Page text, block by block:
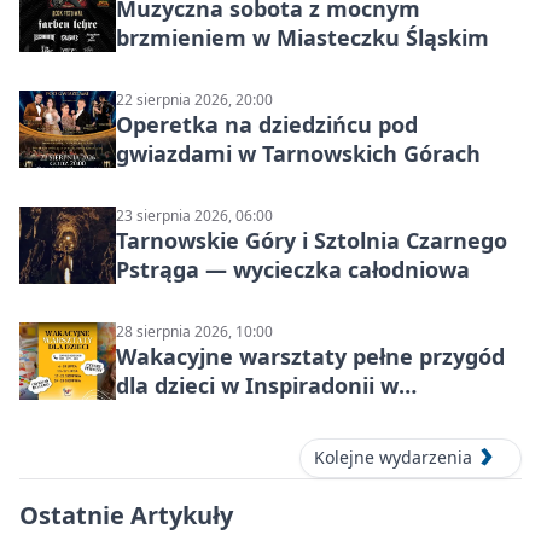
Muzyczna sobota z mocnym
brzmieniem w Miasteczku Śląskim
22 sierpnia 2026, 20:00
Operetka na dziedzińcu pod
gwiazdami w Tarnowskich Górach
23 sierpnia 2026, 06:00
Tarnowskie Góry i Sztolnia Czarnego
Pstrąga — wycieczka całodniowa
28 sierpnia 2026, 10:00
Wakacyjne warsztaty pełne przygód
dla dzieci w Inspiradonii w
Kolejne wydarzenia
Ostatnie Artykuły